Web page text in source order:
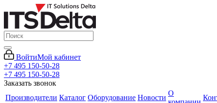
ВойтиМой кабинет
+7 495 150-50-28
+7 495 150-50-28
Заказать звонок
Производители Каталог Оборудование Новости
О